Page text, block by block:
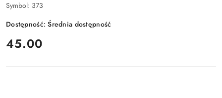
Symbol: 373
Dostępność:Średnia dostępność
cena:
45.00